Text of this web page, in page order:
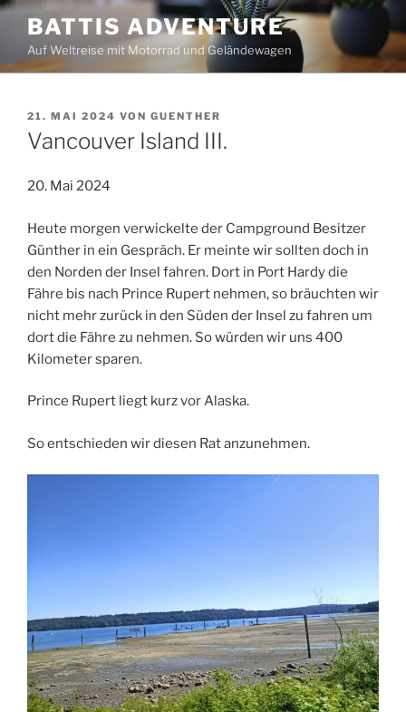
Zum
Inhalt
springen
BATTIS ADVENTURE
Auf Weltreise mit Motorrad und Geländewagen
VERÖFFENTLICHT
AM
21. MAI 2024 VON GUENTHER
Vancouver Island III.
20. Mai 2024
Heute morgen verwickelte der Campground Besitzer
Günther in ein Gespräch. Er meinte wir sollten doch in
den Norden der Insel fahren. Dort in Port Hardy die
Fähre bis nach Prince Rupert nehmen, so bräuchten wir
nicht mehr zurück in den Süden der Insel zu fahren um
dort die Fähre zu nehmen. So würden wir uns 400
Kilometer sparen.
Prince Rupert liegt kurz vor Alaska.
So entschieden wir diesen Rat anzunehmen.